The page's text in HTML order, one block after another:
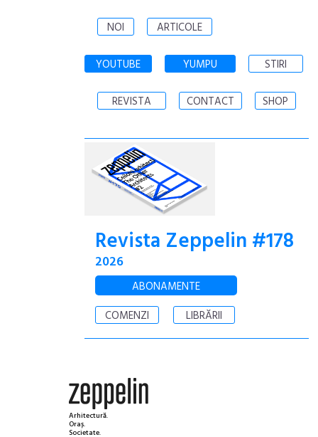
NOI ARTICOLE
YOUTUBE YUMPU STIRI
REVISTA CONTACT SHOP
Revista Zeppelin #178
2026
ABONAMENTE
COMENZI
LIBRĂRII
Arhitectură.
Oraș.
Societate.